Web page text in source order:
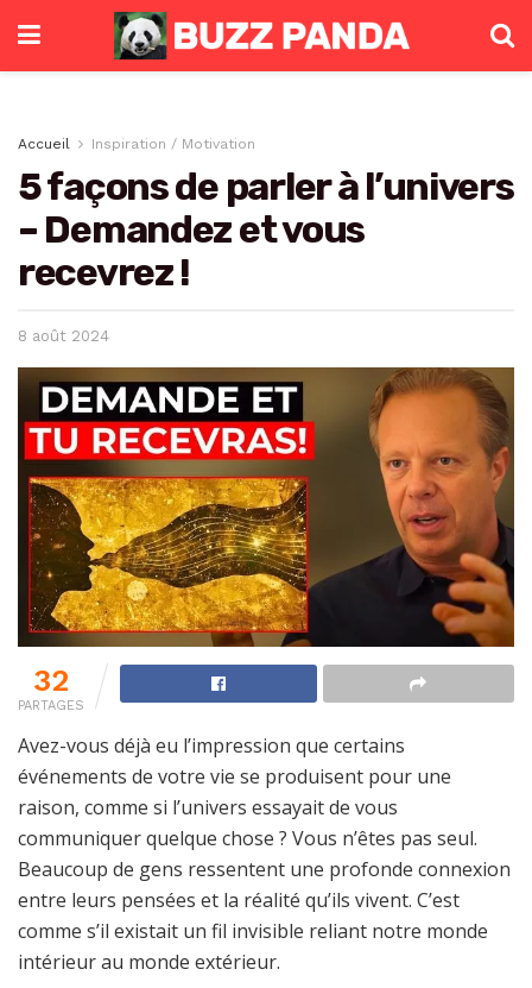
Accueil Inspiration / Motivation
5 façons de parler à l’univers
– Demandez et vous
recevrez !
8 août 2024
32
PARTAGES
Avez-vous déjà eu l’impression que certains
événements de votre vie se produisent pour une
raison, comme si l’univers essayait de vous
communiquer quelque chose ? Vous n’êtes pas seul.
Beaucoup de gens ressentent une profonde connexion
entre leurs pensées et la réalité qu’ils vivent. C’est
comme s’il existait un fil invisible reliant notre monde
intérieur au monde extérieur.